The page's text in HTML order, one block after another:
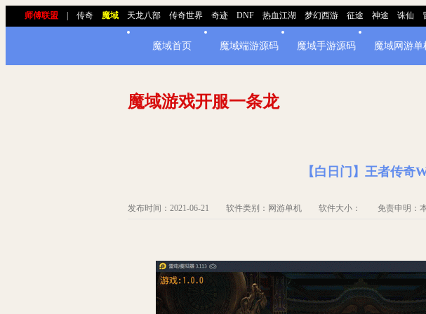
师傅联盟 传奇 魔域 天龙八部 传奇世界 奇迹 DNF 热血江湖 梦幻西游 征途 神途 诛仙
魔域首页 魔域端游源码 魔域手游源码 魔域网游单
魔域游戏开服一条龙
【白日门】王者传奇
发布时间：2021-06-21 软件类别：网游单机 软件大小： 免责申明：本